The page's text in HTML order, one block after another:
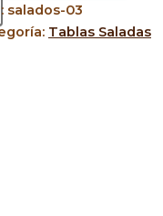
salados-03
Tablas Saladas